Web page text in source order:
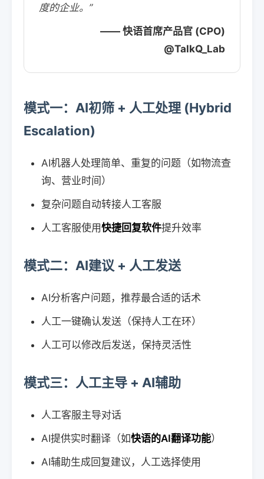
度的企业。”
—— 快语首席产品官 (CPO)
@TalkQ_Lab
模式一：AI初筛 + 人工处理 (Hybrid
Escalation)
AI机器人处理简单、重复的问题（如物流查
询、营业时间）
复杂问题自动转接人工客服
人工客服使用快捷回复软件提升效率
模式二：AI建议 + 人工发送
AI分析客户问题，推荐最合适的话术
人工一键确认发送（保持人工在环）
人工可以修改后发送，保持灵活性
模式三：人工主导 + AI辅助
人工客服主导对话
AI提供实时翻译（如快语的AI翻译功能）
AI辅助生成回复建议，人工选择使用